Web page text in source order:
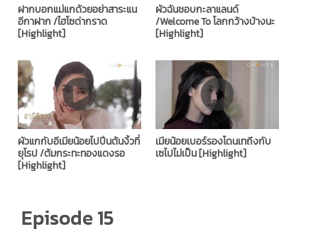
ฝากบอกแม่แกด้วยอย่าสาระแน
อีกาฝาก /ไฮโซด่ากราด
[Highlight]
ผัวฉันชอบกะลาแลนด์
/Welcome To โลกกว้างบ้างนะ
[Highlight]
ผัวแกกับอีเมียน้อยไปปีนต้นงิ้วที่
ยุโรป /ต้มกระทะทองแดงรอ
[Highlight]
เมียน้อยเบอร์รองโดนเทถึงกับ
เซไปไม่เป็น [Highlight]
Episode 15